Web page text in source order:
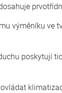
výměníku ve
poskytují